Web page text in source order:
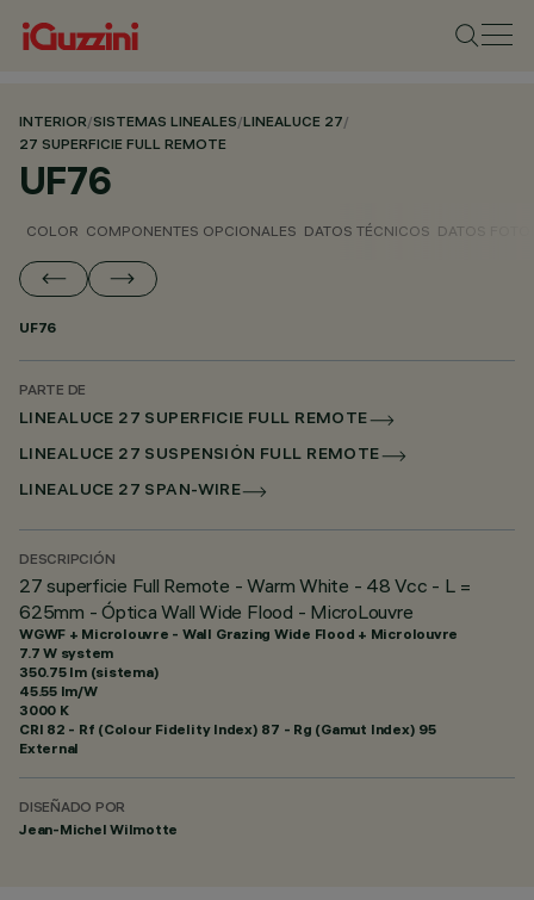
INTERIOR/SISTEMAS LINEALES/LINEALUCE 27/
27 SUPERFICIE FULL REMOTE
UF76
COLOR COMPONENTES OPCIONALES DATOS TÉCNICOS DATOS
UF76
PARTE DE
LINEALUCE 27 SUPERFICIE FULL REMOTE
LINEALUCE 27 SUSPENSIÓN FULL REMOTE
LINEALUCE 27 SPAN-WIRE
DESCRIPCIÓN
27 superficie Full Remote - Warm White - 48 Vcc - L =
625mm - Óptica Wall Wide Flood - MicroLouvre
WGWF + Microlouvre - Wall Grazing Wide Flood + Microlouvre
7.7 W system
350.75 lm (sistema)
45.55 lm/W
3000 K
CRI 82 - Rf (Colour Fidelity Index) 87 - Rg (Gamut Index) 95
External
DISEÑADO POR
Jean-Michel Wilmotte